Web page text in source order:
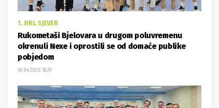
Rukometaši Bjelovara u drugom poluvremenu
okrenuli Nexe i oprostili se od domaće publike
pobjedom
30.04.2025. 18:29